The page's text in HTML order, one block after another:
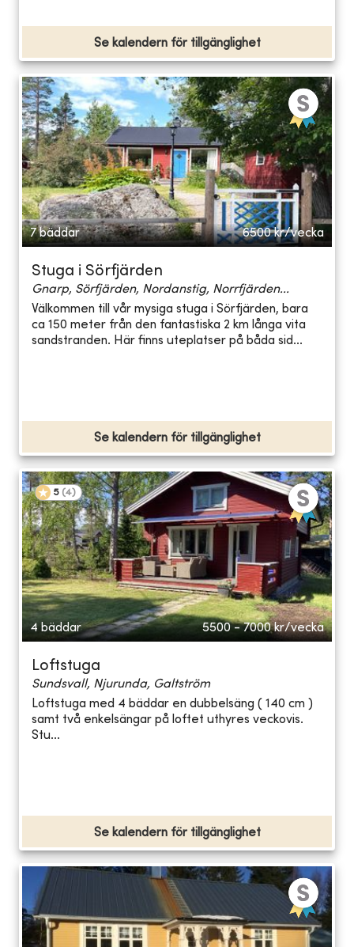
Se kalendern för tillgänglighet
7 bäddar 6500 kr/vecka
Stuga i Sörfjärden
Gnarp, Sörfjärden, Nordanstig, Norrfjärden...
Välkommen till vår mysiga stuga i Sörfjärden, bara
ca 150 meter från den fantastiska 2 km långa vita
sandstranden. Här finns uteplatser på båda sid...
Se kalendern för tillgänglighet
5 (4)
4 bäddar 5500 - 7000 kr/vecka
Loftstuga
Sundsvall, Njurunda, Galtström
Loftstuga med 4 bäddar en dubbelsäng ( 140 cm )
samt två enkelsängar på loftet uthyres veckovis.
Stu...
Se kalendern för tillgänglighet